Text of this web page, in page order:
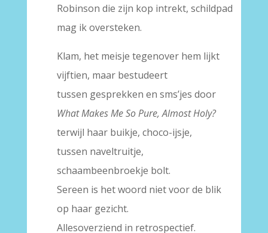
Robinson die zijn kop intrekt, schildpad
mag ik oversteken.
Klam, het meisje tegenover hem lijkt
vijftien, maar bestudeert
tussen gesprekken en sms’jes door
What Makes Me So Pure, Almost Holy?
terwijl haar buikje, choco-ijsje,
tussen naveltruitje,
schaambeenbroekje bolt.
Sereen is het woord niet voor de blik
op haar gezicht.
Allesoverziend in retrospectief.